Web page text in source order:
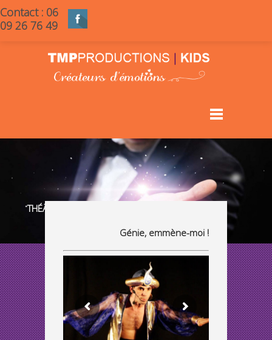
Contact : 06
09 26 76 49
THÉÂTRE POUR ENFANTS : GÉNIE EMMÈNE-MOI
Génie, emmène-moi !